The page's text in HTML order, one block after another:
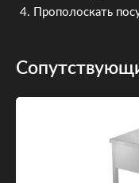
Прополоскать